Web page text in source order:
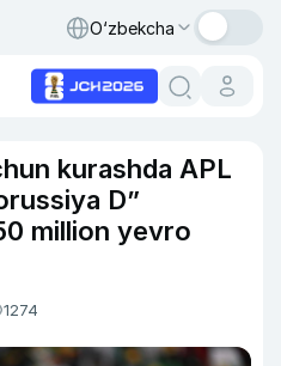
O‘zbekcha
kurashda APL
D”
million yevro
1274